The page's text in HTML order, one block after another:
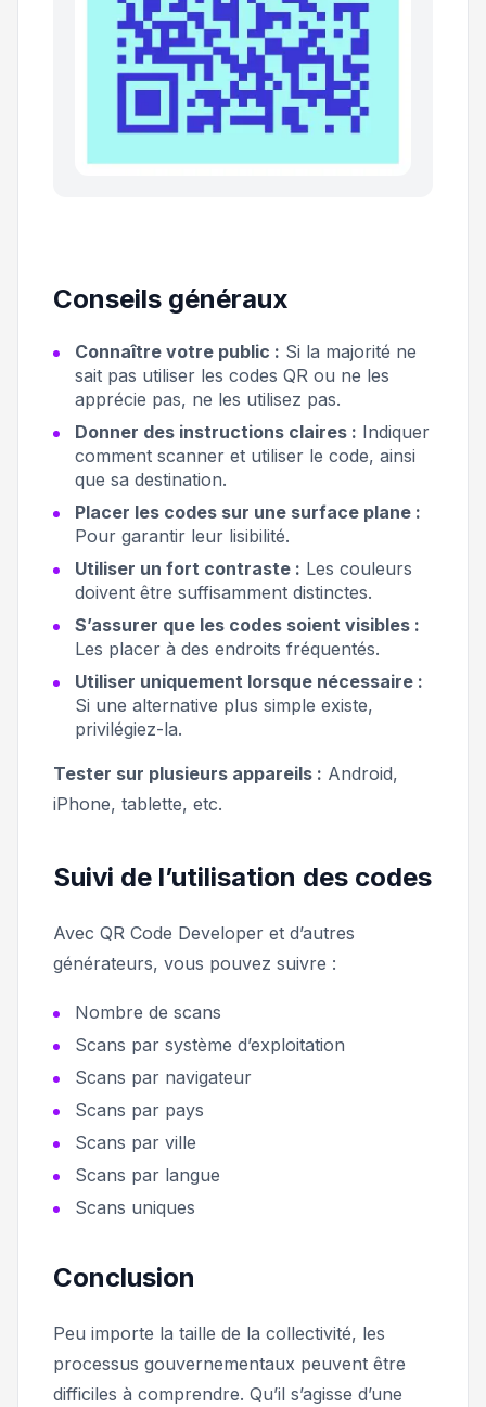
Conseils généraux
Connaître votre public : Si la majorité ne
sait pas utiliser les codes QR ou ne les
apprécie pas, ne les utilisez pas.
Donner des instructions claires : Indiquer
comment scanner et utiliser le code, ainsi
que sa destination.
Placer les codes sur une surface plane :
Pour garantir leur lisibilité.
Utiliser un fort contraste : Les couleurs
doivent être suffisamment distinctes.
S’assurer que les codes soient visibles :
Les placer à des endroits fréquentés.
Utiliser uniquement lorsque nécessaire :
Si une alternative plus simple existe,
privilégiez-la.
Tester sur plusieurs appareils : Android,
iPhone, tablette, etc.
Suivi de l’utilisation des codes
Avec QR Code Developer et d’autres
générateurs, vous pouvez suivre :
Nombre de scans
Scans par système d’exploitation
Scans par navigateur
Scans par pays
Scans par ville
Scans par langue
Scans uniques
Conclusion
Peu importe la taille de la collectivité, les
processus gouvernementaux peuvent être
difficiles à comprendre. Qu’il s’agisse d’une